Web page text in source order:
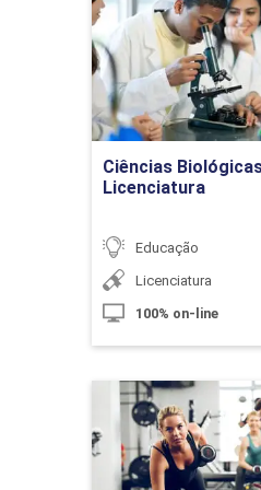
e da Despesa
10h
Orçamento
10h
Planejamento e
Ciências
Licenciatura
Educação
Licenciatura
100% on-line
Detalhes
Ir para
Detalhes